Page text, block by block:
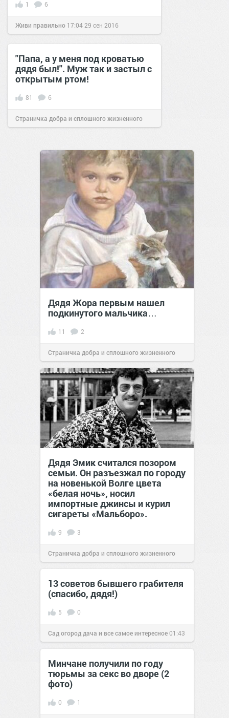
1 6
Живи правильно 17:04 29 сен 2016
"Папа, а у меня под кроватью
дядя был!". Муж так и застыл с
открытым ртом!
81 6
Страничка добра и сплошного жизненного
Дядя Жора первым нашел
подкинутого мальчика…
11 2
Страничка добра и сплошного жизненного
позитива!18:0607 мар 2024
Дядя Эмик считался позором
семьи. Он разъезжал по городу
на новенькой Волге цвета
«белая ночь», носил
импортные джинсы и курил
сигареты «Мальборо».
9 3
Страничка добра и сплошного жизненного
позитива!23:02 26 июл 2023
13 советов бывшего грабителя
(спасибо, дядя!)
5 0
Сад огород дача и все самое интересное01:43
18 сен 2018
Минчане получили по году
тюрьмы за секс во дворе (2
фото)
0 1